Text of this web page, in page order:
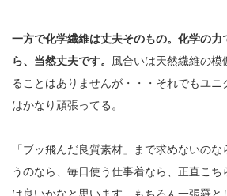
一方で化学繊維は丈夫そのもの。化学の力
ら、当然丈夫です。 風合いは天然繊維の模
ることはありませんが・・・それでもユニ
はかなり頑張ってる。
「ブッ飛んだ良質素材」まで求めないの
うのなら、毎日使う仕事着なら、正直こ